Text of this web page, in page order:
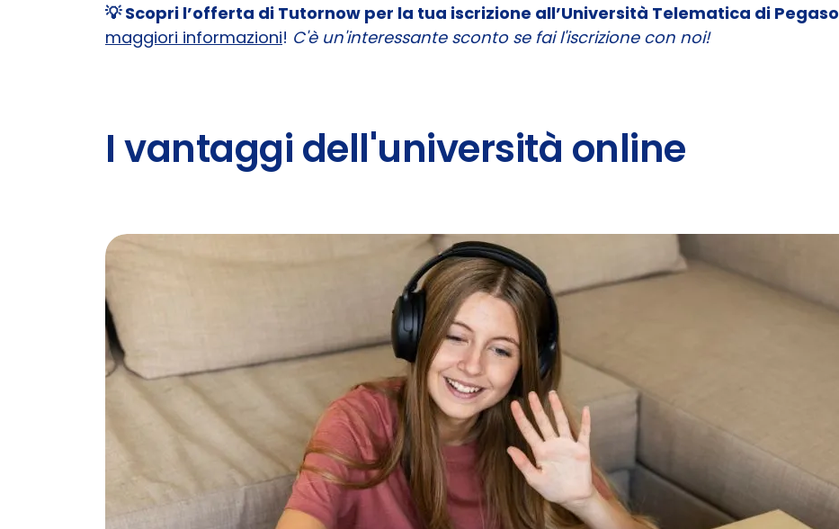
💡 Scopri l’offerta di Tutornow per la tua iscrizione all’Università Telematica di Pegaso
maggiori informazioni! C'è un'interessante sconto se fai l'iscrizione con noi!
I vantaggi dell'università online